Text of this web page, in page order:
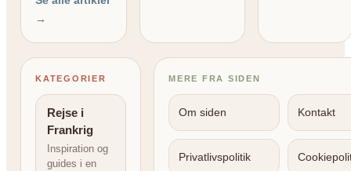
→
KATEGORIER
Rejse i
Frankrig
Inspiration og
guides i en
MERE FRA SIDEN
Om siden Kontakt
Privatlivspolitik